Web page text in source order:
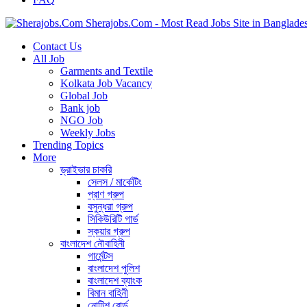
Sherajobs.Com - Most Read Jobs Site in
Contact Us
All Job
Garments and Textile
Kolkata Job Vacancy
Global Job
Bank job
NGO Job
Weekly Jobs
Trending Topics
More
ড্রাইভার চাকরি
সেলস / মার্কেটিং
প্রাণ গ্রুপ
বসুন্ধরা গ্রুপ
সিকিউরিটি গার্ড
স্কয়ার গ্রুপ
বাংলাদেশ নৌবাহিনী
গার্মেন্টস
বাংলাদেশ পুলিশ
বাংলাদেশ ব্যাংক
বিমান বাহিনী